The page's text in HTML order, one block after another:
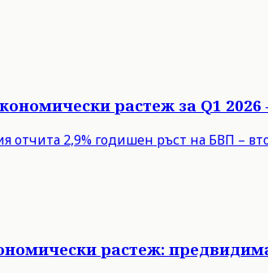
растеж за Q1 2026
отчита 2,9% годишен ръст на БВП –
растеж: